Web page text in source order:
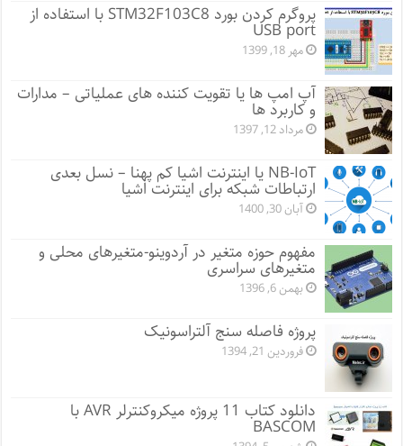
پروگرم کردن بورد STM32F103C8 با استفاده از
USB port
مهر 18, 1399
آپ امپ ها یا تقویت کننده های عملیاتی – مدارات
و کاربرد ها
مرداد 12, 1397
NB-IoT یا اینترنت اشیا کم پهنا – نسل بعدی
ارتباطات شبکه برای اینترنت اشیا
آبان 30, 1400
مفهوم حوزه متغیر در آردوینو-متغیرهای محلی و
متغیرهای سراسری
بهمن 6, 1396
پروژه فاصله سنج آلتراسونیک
فروردین 21, 1394
دانلود کتاب 11 پروژه میکروکنترلر AVR با
BASCOM